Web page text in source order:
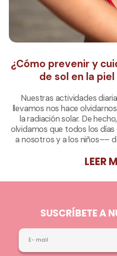
¿Cómo prevenir y
de sol en la
Nuestras actividades
llevamos nos hace
la radiación solar. De
olvidamos que todos los
a nosotros y a los niños––
cubierta por la ropa no está
LEER
SUSCRÍBETE A